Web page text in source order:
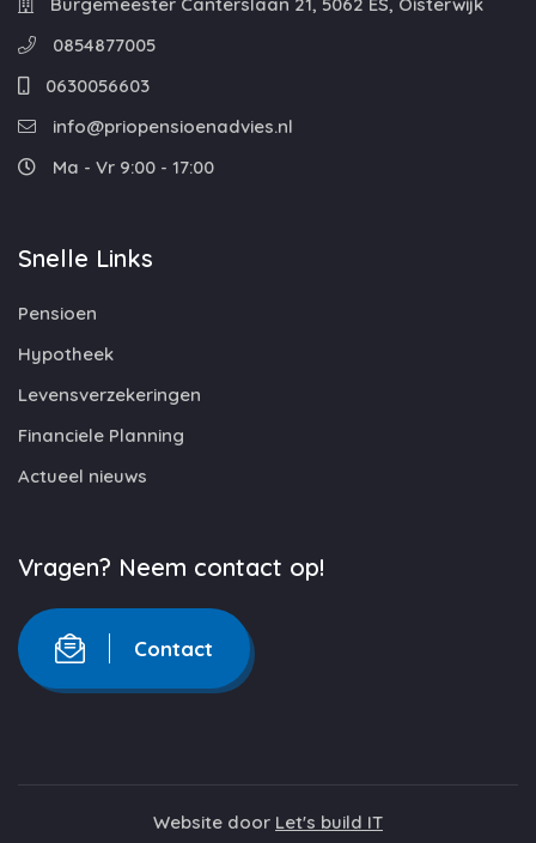
0854877005
0630056603
info@priopensioenadvies.nl
Ma - Vr 9:00 - 17:00
Snelle Links
Pensioen
Hypotheek
Levensverzekeringen
Financiele Planning
Actueel nieuws
Vragen? Neem contact op!
Contact
Website door Let's build IT